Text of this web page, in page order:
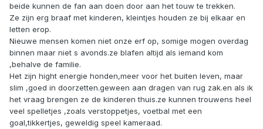
beide kunnen de fan aan doen door aan het touw te trekken.
Ze zijn erg braaf met kinderen, kleintjes houden ze bij elkaar en
letten erop.
Nieuwe mensen komen niet onze erf op, somige mogen overdag
binnen maar niet s avonds.ze blafen altijd als iemand kom
,behalve de familie.
Het zijn hight energie honden,meer voor het buiten leven, maar
slim ,goed in doorzetten.geween aan dragen van rug zak.en als ik
het vraag brengen ze de kinderen thuis.ze kunnen trouwens heel
veel spelletjes ,zoals verstoppetjes, voetbal met een
goal,tikkertjes, geweldig speel kameraad.